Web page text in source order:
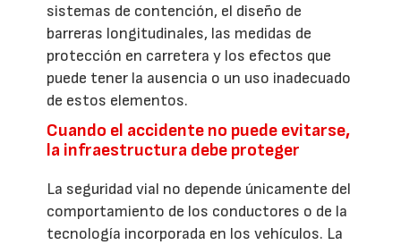
sistemas de contención, el diseño de
barreras longitudinales, las medidas de
protección en carretera y los efectos que
puede tener la ausencia o un uso inadecuado
de estos elementos.
Cuando el accidente no puede evitarse,
la infraestructura debe proteger
La seguridad vial no depende únicamente del
comportamiento de los conductores o de la
tecnología incorporada en los vehículos. La